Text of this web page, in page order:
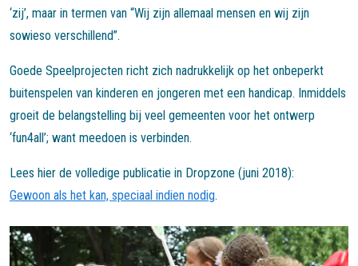
‘zij’, maar in termen van “Wij zijn allemaal mensen en wij zijn
sowieso verschillend”.
Goede Speelprojecten richt zich nadrukkelijk op het onbeperkt
buitenspelen van kinderen en jongeren met een handicap. Inmiddels
groeit de belangstelling bij veel gemeenten voor het ontwerp
‘fun4all’; want meedoen is verbinden.
Lees hier de volledige publicatie in Dropzone (juni 2018):
Gewoon als het kan, speciaal indien nodig.